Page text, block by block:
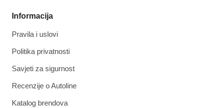
Informacija
Pravila i uslovi
Politika privatnosti
Savjeti za sigurnost
Recenzije o Autoline
Katalog brendova